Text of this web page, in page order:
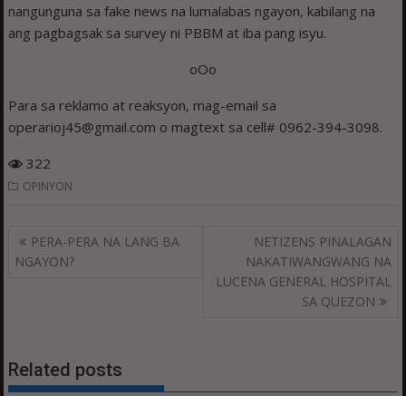
nangunguna sa fake news na lumalabas ngayon, kabilang na
ang pagbagsak sa survey ni PBBM at iba pang isyu.
oOo
Para sa reklamo at reaksyon, mag-email sa
operarioj45@gmail.com o magtext sa cell# 0962-394-3098.
322
OPINYON
Post
navigation
PERA-PERA NA LANG BA
NGAYON?
NETIZENS PINALAGAN
NAKATIWANGWANG NA
LUCENA GENERAL HOSPITAL
SA QUEZON
Related posts